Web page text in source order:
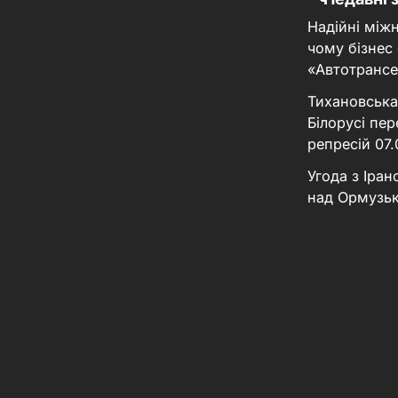
Надійні
чому
Білорусі
репресій
Угода з
над